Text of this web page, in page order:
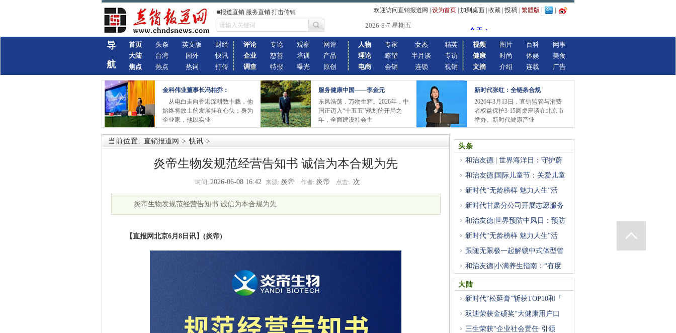
■报道直销 服务直销 打击传销 欢迎访问直销报道网 设为首页 加到桌面 收藏 投稿 繁體版
2026-8-7 星期五
导
航
首页
大陆
焦点
头条
台湾
热点
英文版
国外
热词
财经
快讯
打传
评论
企业
调查
专论
慈善
特报
观察
培训
曝光
网评
产品
原创
人物
理论
电商
专家
瞭望
会销
女杰
半月谈
连锁
精英
专访
视销
视频
健康
文摘
图片
时尚
介绍
百科
体娱
连载
网事
美食
广告
金科伟业董事长冯柏乔：
从电白走向香港深耕数十载，他
始终将故土的发展挂在心头；身为
企业家，他以实业
服务健康中国——李金元
东风浩荡，万物生辉。2026年，中
国正迈入“十五五”规划的开局之
年，全面建设社会主
新时代张红：全链条合规
2026年3月13日，直销监管与消费
者权益保护3·15圆桌座谈在北京市
举办。新时代健康产业
当前位置: 直销报道网 > 快讯 >
炎帝生物发规范经营告知书 诚信为本合规为先
时间: 2026-06-08 16:42 来源: 炎帝 作者: 炎帝 点击: 次
炎帝生物发规范经营告知书 诚信为本合规为先
【直报网北京6月8日讯】(炎帝)
头条
和治友德 | 世界海洋日：守护蔚
和治友德|国际儿童节：关爱儿童
新时代“无龄榜样 魅力人生”活
新时代甘肃分公司开展志愿服务
和治友德|世界预防中风日：预防
新时代“无龄榜样 魅力人生”活
跟随无限极一起解锁中式体型管
和治友德|小满养生指南：“有度
大陆
新时代“松延膏”斩获TOP10和「
双迪荣获金硕奖“大健康用户口
三生荣获“企业社会责任·引领